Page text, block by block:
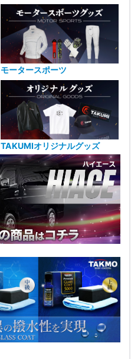
モータースポーツ
TAKUMIオリジナルグッズ